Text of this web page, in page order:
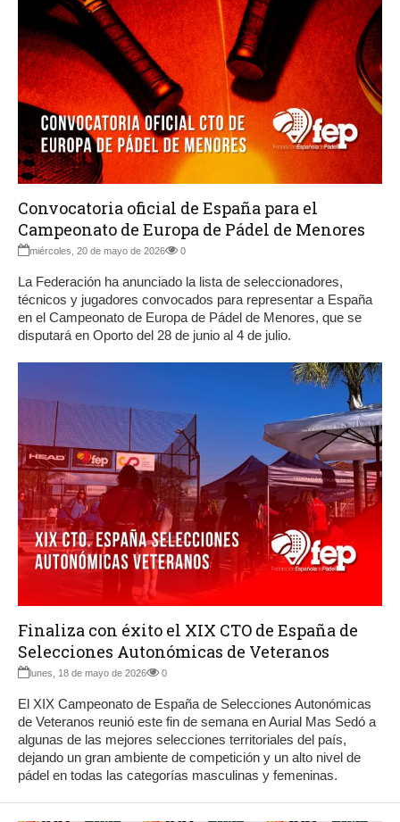
Convocatoria oficial de España para el
Campeonato de Europa de Pádel de Menores
miércoles, 20 de mayo de 2026 0
La Federación ha anunciado la lista de seleccionadores,
técnicos y jugadores convocados para representar a España
en el Campeonato de Europa de Pádel de Menores, que se
disputará en Oporto del 28 de junio al 4 de julio.
Finaliza con éxito el XIX CTO de España de
Selecciones Autonómicas de Veteranos
lunes, 18 de mayo de 2026 0
El XIX Campeonato de España de Selecciones Autonómicas
de Veteranos reunió este fin de semana en Aurial Mas Sedó a
algunas de las mejores selecciones territoriales del país,
dejando un gran ambiente de competición y un alto nivel de
pádel en todas las categorías masculinas y femeninas.